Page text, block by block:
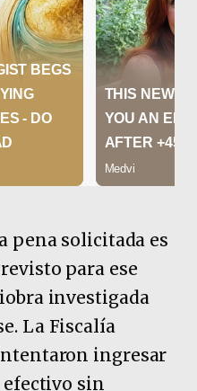
pena solicitada es
para ese
investigada
La Fiscalía
ingresar
sin